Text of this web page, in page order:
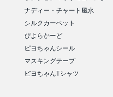
ナディー・チャート風水
シルクカーペット
ぴよらかーど
ピヨちゃんシール
マスキングテープ
ピヨちゃんTシャツ